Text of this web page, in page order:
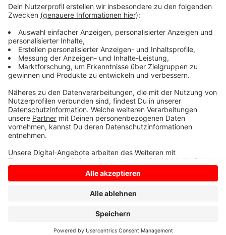
wird, sicher und hell ausgeleuchtet sind. Kommt Ihnen
etwas komisch vor oder macht Sie etwas stutzig?
Sagen Sie uns Bescheid! Wir kümmern und uns fragen
für Sie nach.
Anzeige
Anzeige